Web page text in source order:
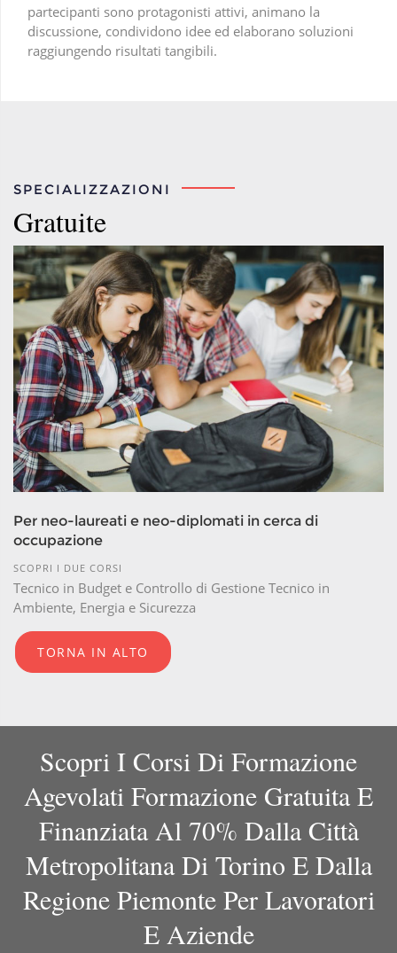
partecipanti sono protagonisti attivi, animano la
discussione, condividono idee ed elaborano soluzioni
raggiungendo risultati tangibili.
SPECIALIZZAZIONI
Gratuite
Per neo-laureati e neo-diplomati in cerca di
occupazione
SCOPRI I DUE CORSI
Tecnico in Budget e Controllo di Gestione Tecnico in
Ambiente, Energia e Sicurezza
TORNA IN ALTO
Scopri I Corsi Di Formazione
Agevolati Formazione Gratuita E
Finanziata Al 70% Dalla Città
Metropolitana Di Torino E Dalla
Regione Piemonte Per Lavoratori
E Aziende